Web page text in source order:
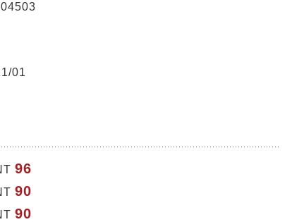
01
96
90
90